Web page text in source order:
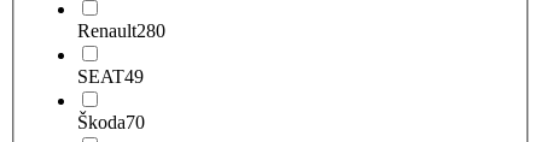
Renault280
SEAT49
Škoda70